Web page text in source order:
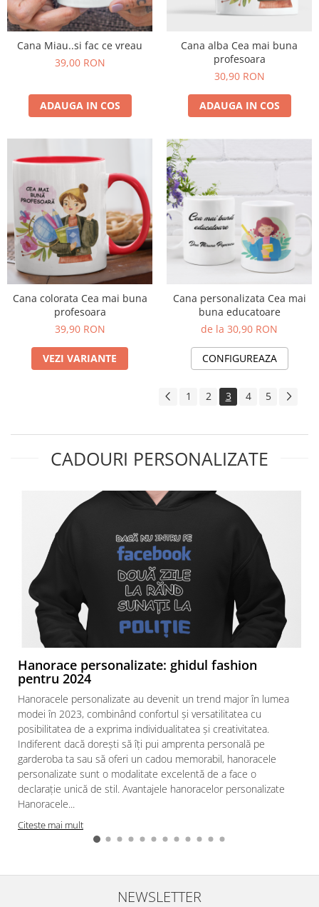
Cana Miau..si fac ce vreau
39,00 RON
ADAUGA IN COS
Cana alba Cea mai buna
profesoara
30,90 RON
ADAUGA IN COS
Cana colorata Cea mai buna
profesoara
39,90 RON
VEZI VARIANTE
Cana personalizata Cea mai
buna educatoare
de la 30,90 RON
CONFIGUREAZA
1 2 3 4 5
CADOURI PERSONALIZATE
Hanorace personalizate: ghidul fashion
pentru 2024
Hanoracele personalizate au devenit un trend major în lumea
modei în 2023, combinând confortul și versatilitatea cu
posibilitatea de a exprima individualitatea și creativitatea.
Indiferent dacă dorești să îți pui amprenta personală pe
garderoba ta sau să oferi un cadou memorabil, hanoracele
personalizate sunt o modalitate excelentă de a face o
declarație unică de stil. Avantajele hanoracelor personalizate
Hanoracele...
Citeste mai mult
NEWSLETTER